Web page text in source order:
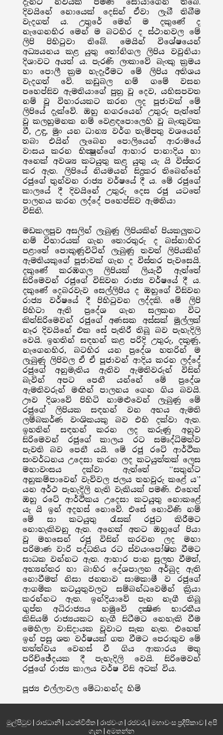
දැනට නවයක් පමණ සොයාගෙන තිබේ.
දිවයිනේ නොයෙක් දෙසින් ඒවා ලැබී තිබීම
වැදගත් ය. උතුරේ මෙන් ම දකුණේ ද
නැගෙනහිර මෙන් ම බටහිර ද ස්ථානවල මේ
ලිපි පිහිටුවා තිබේ. මෙයින් විශේෂයෙන්
අධ්‍යයනය කළ යුතු තෝනිගල ලිපිය වවුනියා
දිශාවට අයත් ය. පැරණි ලංකාවේ බැංකු ක්‍රමය
හා පොලී ක්‍රම හැදෑරීමට මේ ලිපිය අතිශය
වැදගත් වේ. කඩුබල නම් ගමේ වසන
පහෙප්සිව ඇමතියාගේ පුත්‍ර වූ දෙව, යහිසපවත
නම් වූ විහාරයකට කරන ලද පූජාවක් මේ
ලිපියේ දැක්වේ. ඔහු නගරයෙන් උතුරු පැත්තේ
වූ කලහුමනක නම් වෙළඳපොලෙහි වූ බැංකුවක
වී, උඳු, මුං යන ධාන්‍ය වර්ග තැම්පතු වශයෙන්
තබා එයින් ලැබෙන පොලියෙන් ආරාමයේ
වාසය කරන භික්‍ෂූන්ගේ ආහාර පානාදිය හා
අනෙක් අවශ්‍ය කටයුතු කළ යුතු යැ යි විස්තර
කර ඇත. ලිපියේ නියමයන් සිදුකර තිබෙන්නේ
රජුගේ තුන්වන රාජ්‍ය වර්ෂයේ දී ය. මේ රජුගේ
කාලයේ දී දිවයිනේ උතුරු දෙස රජු යටතේ
පාලනය කරන ලද්දේ පහෙප්සිව ඇමතියා
විසිනි.
මඩකලපුව අසලින් ලැබුණු ලිපියකින් පියකලුතට
නම් විහාරයක් ගැන තොරතුරු ද බස්නාහිර
පළාතේ පොකුණුවිටින් ලැබුණු තවත් ලිපියකින්
ඇමතියකුගේ පූජාවක් ගැන ද විස්තර පැවසෙයි.
දකුණේ කරඹගල ලිපියක් ලියැවී ඇත්තේ
සිරිමෙවන් රජුගේ විසිවන රාජ්‍ය වර්ෂයේ දී ය.
දකුණේ දෙබරවැව සෙල්ලිපිය ද ඔහුගේ විසිවන
රාජ්‍ය වර්ෂයේ දී පිහිටුවන ලද්දකි. මේ ලිපි
පිහිටා ඇති ප්‍රදේශ ගැන සලකන විට
කිත්සිරිමෙවන් රජුගේ අණසක අස්සක් මුල්ලක්
නෑර දිවයිනේ එක සේ පැතිරී තිබූ බව පැහැදිලි
වෙයි. ඉහතින් සඳහන් කළ පරිදි උතුරු, දකුණු,
නැගෙනහිර, බටහිර යන ප්‍රදේශ හතරින් ම
ලැබුණු ලිපිවල ඒ ඒ පූජාවන් ආදිය කරන ලද්දේ
රජුගේ අනුමැතිය ඇතිව ඇමතිවරුන් විසින්
බැවින් අපට පෙනී යන්නේ මේ ප්‍රදේශ
ඇමතිවරුන් මඟින් පාලනය ගෙන ගිය බවයි.
ඌව දිශාවේ පිහිටි නාමළුවෙන් ලැබුණු මේ
රජුගේ ලිපියක සඳහන් වන අභය ඇමති
ලම්බකර්ණ වංශිකයකු බව එහි දක්වා ඇත.
ඉහතින් සඳහන් කරන ලද කරුණු අනුව
සිරිමෙවන් රජුගේ කාලය රට සමෘද්ධිමත්ව
පැවති බව පෙනී යයි. මේ රජු රටේ ආර්ථික
සංවර්ධනය උදෙසා කරන ලද කටයුත්තක් ලෙස
මහාවංසය දක්වා ඇත්තේ ''සතුන්ට
අනුකම්පාවෙන් වැව්වල ජලය තහවුරු කළේ ය`’
යන අර්ථ පැහැදිලි නැති වැකියක් පමණි. එහෙත්
ඔහු රටේ ආර්ථිකය උදෙසා කටයුතු නොකළේ
යැ යි ඉන් අදහස් නොවේ. එසේ නොවිණි නම්
මේ සා කටයුතු රැසක් රජුට කිරීමට
නොහැකිවනු ඇත. අනෙක් අතට ඔහුගේ පියා
වූ මහසෙන් රජු විසින් කරවන ලද මහා
පරිමාණ වාරි පද්ධතිය රට ස්වයංපෝෂිත වීමට
සාධක වන්නට ඇත. ආහාර පාන සුලභ වීමත්,
අභ්‍යන්තර හා බාහිර දේශපාලන අර්බුද ඇති
නොවීමත් නිසා ජනතාව සාමකාමී ව රජුගේ
ආගමික කටයුතුවලට සම්බන්ධවෙමින් ක්‍රියා
කරන්නට ඇත. ඉන්දියාවේ පැන නැගී තිබූ
ගුප්ත අධිරාජ්‍යය හමුවේ දක්‍ෂිණ භාරතීය
කිසියම් රාජ්‍යයකට නැගී සිටීමට නෙහැකි වීම
මෙහිලා වාසිදායක වූවාට සැක නැත. එහෙත්
ඉන් පසු ශත වර්ෂයක් ගත වීමට පෙරාතුව මේ
තත්ත්වය වෙනස් වී ගිය ආකාරය මතු
පරිච්ඡේදයක දී පැහැදිලි වෙයි. සිරිමෙවන්
රජුගේ රාජ්‍ය කාලය වර්ෂ විසි අටක් විය.
පූජ්‍ය එල්ලාවල මේධානන්ද හිමි
මුල්පිටුව| රාජධානි| යටත්විජිත| රාජවංශ| රජවරු මහාවංස ප්‍රදීපිකාව| අපි
ගැන අමතන්න